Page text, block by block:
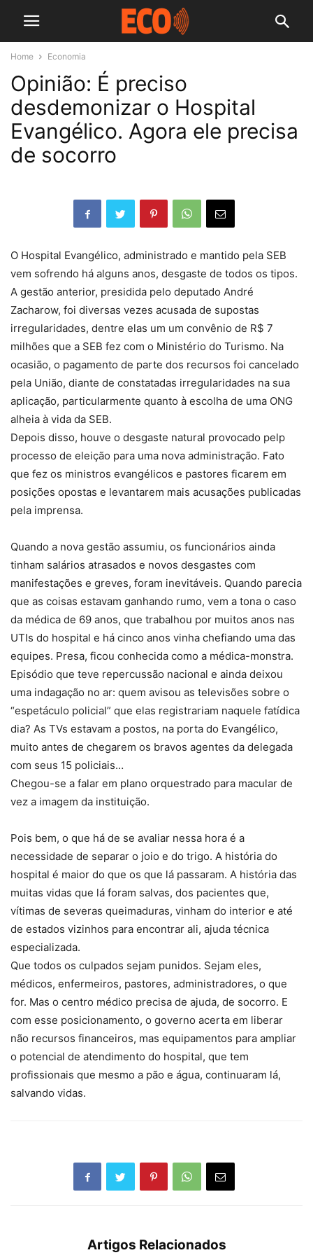
Home Economia
Opinião: É preciso
desdemonizar o Hospital
Evangélico. Agora ele precisa
de socorro
O Hospital Evangélico, administrado e mantido pela SEB
vem sofrendo há alguns anos, desgaste de todos os tipos.
A gestão anterior, presidida pelo deputado André
Zacharow, foi diversas vezes acusada de supostas
irregularidades, dentre elas um um convênio de R$ 7
milhões que a SEB fez com o Ministério do Turismo. Na
ocasião, o pagamento de parte dos recursos foi cancelado
pela União, diante de constatadas irregularidades na sua
aplicação, particularmente quanto à escolha de uma ONG
alheia à vida da SEB.
Depois disso, houve o desgaste natural provocado pelp
processo de eleição para uma nova administração. Fato
que fez os ministros evangélicos e pastores ficarem em
posições opostas e levantarem mais acusações publicadas
pela imprensa.
Quando a nova gestão assumiu, os funcionários ainda
tinham salários atrasados e novos desgastes com
manifestações e greves, foram inevitáveis. Quando parecia
que as coisas estavam ganhando rumo, vem a tona o caso
da médica de 69 anos, que trabalhou por muitos anos nas
UTIs do hospital e há cinco anos vinha chefiando uma das
equipes. Presa, ficou conhecida como a médica-monstra.
Episódio que teve repercussão nacional e ainda deixou
uma indagação no ar: quem avisou as televisões sobre o
“espetáculo policial” que elas registrariam naquele fatídica
dia? As TVs estavam a postos, na porta do Evangélico,
muito antes de chegarem os bravos agentes da delegada
com seus 15 policiais…
Chegou-se a falar em plano orquestrado para macular de
vez a imagem da instituição.
Pois bem, o que há de se avaliar nessa hora é a
necessidade de separar o joio e do trigo. A história do
hospital é maior do que os que lá passaram. A história das
muitas vidas que lá foram salvas, dos pacientes que,
vítimas de severas queimaduras, vinham do interior e até
de estados vizinhos para encontrar ali, ajuda técnica
especializada.
Que todos os culpados sejam punidos. Sejam eles,
médicos, enfermeiros, pastores, administradores, o que
for. Mas o centro médico precisa de ajuda, de socorro. E
com esse posicionamento, o governo acerta em liberar
não recursos financeiros, mas equipamentos para ampliar
o potencial de atendimento do hospital, que tem
profissionais que mesmo a pão e água, continuaram lá,
salvando vidas.
Artigos Relacionados